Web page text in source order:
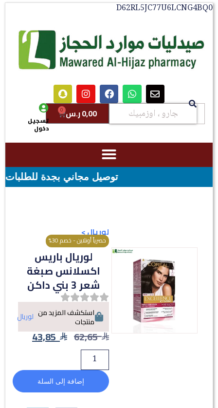
D62RL5JC77U6LCNG4BQ0
0,00ر.س 0
تسجيل
دخول
توصيل مجاني بجدة للطلبات فوق قيمه ال ١٠٠ ريال - شحن مجاني لقيمه اكثر
لوريال>
حصرياً أونلاين - خصم 30%
لوريال باريس
اكسلانس صبغة
شعر 3 بني داكن
استكشف المزيد من
منتجات لوريال
62,65
43,85
إضافة إلى السلة